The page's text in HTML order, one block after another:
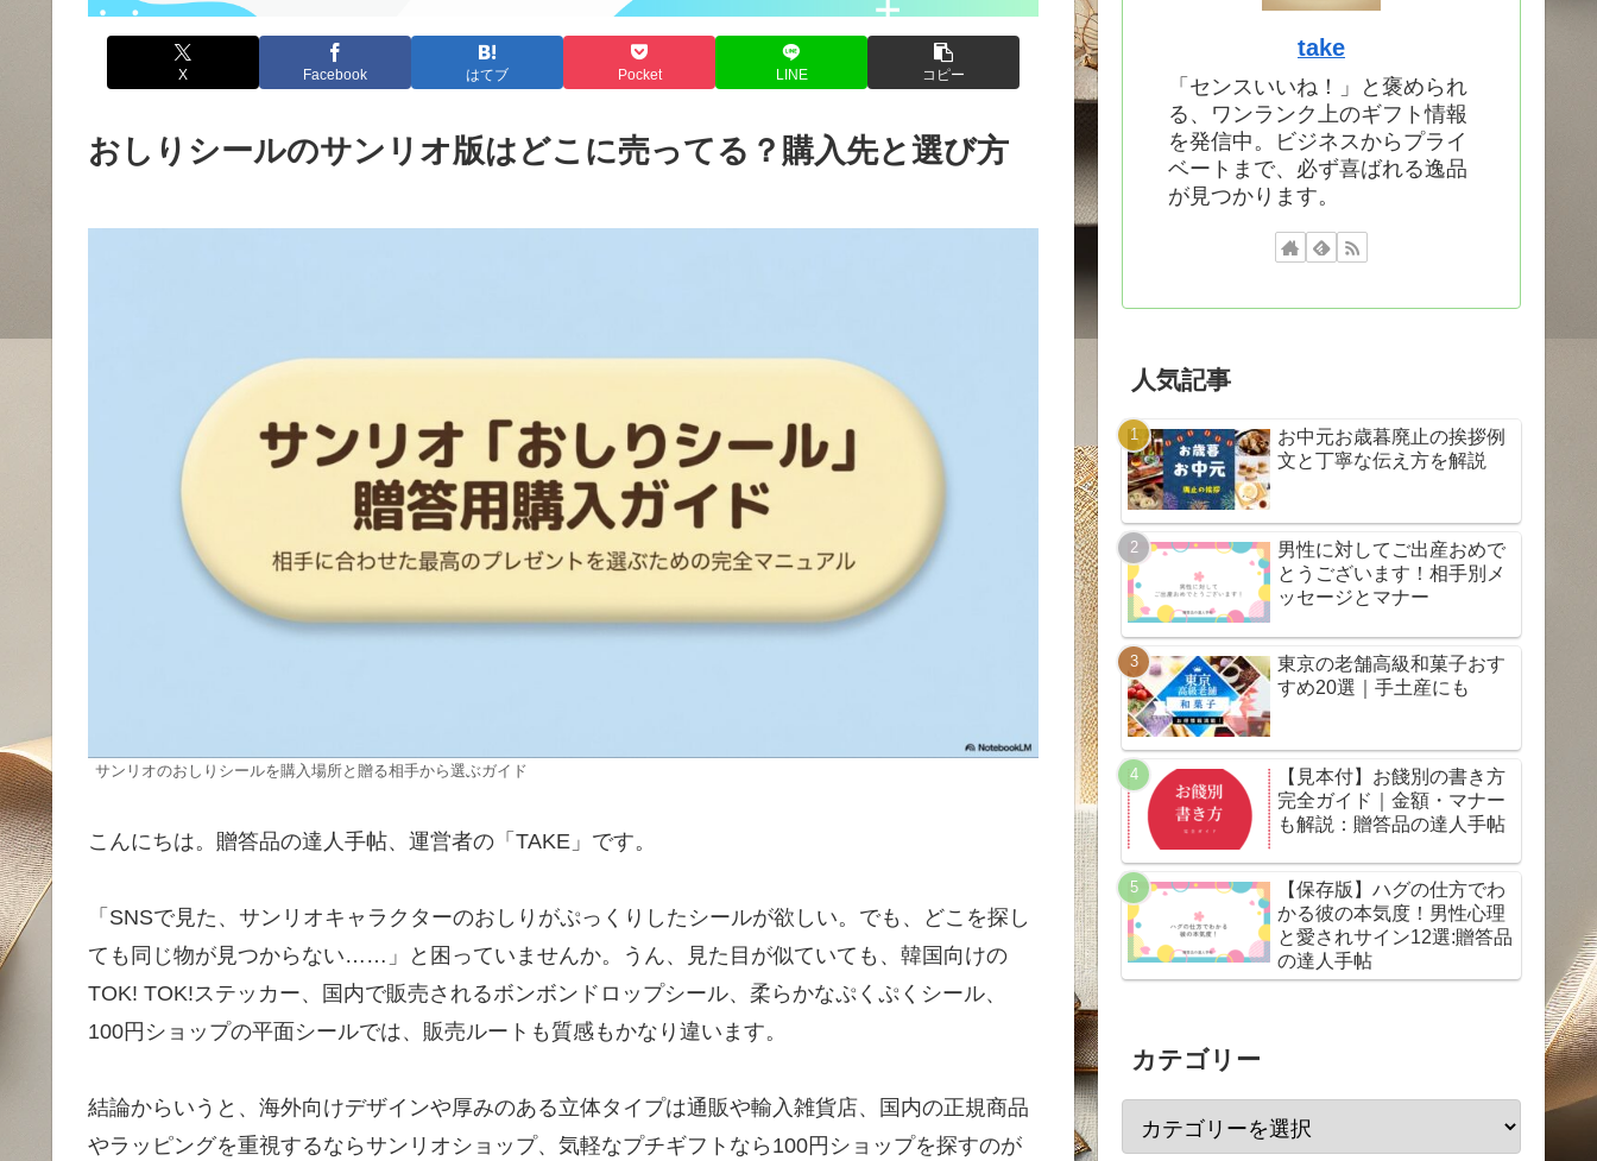
X Facebook はてブ Pocket LINE コピー
おしりシールのサンリオ版はどこに売ってる？購入先と選び方
サンリオのおしりシールを購入場所と贈る相手から選ぶガイド
こんにちは。贈答品の達人手帖、運営者の「TAKE」です。
「SNSで見た、サンリオキャラクターのおしりがぷっくりしたシールが欲しい。でも、どこを探し
ても同じ物が見つからない……」と困っていませんか。うん、見た目が似ていても、韓国向けの
TOK! TOK!ステッカー、国内で販売されるボンボンドロップシール、柔らかなぷくぷくシール、
100円ショップの平面シールでは、販売ルートも質感もかなり違います。
結論からいうと、海外向けデザインや厚みのある立体タイプは通販や輸入雑貨店、国内の正規商品
やラッピングを重視するならサンリオショップ、気軽なプチギフトなら100円ショップを探すのが
take
「センスいいね！」と褒められ
る、ワンランク上のギフト情報
を発信中。ビジネスからプライ
ベートまで、必ず喜ばれる逸品
が見つかります。
人気記事
お中元お歳暮廃止の挨拶例
文と丁寧な伝え方を解説
男性に対してご出産おめで
とうございます！相手別メ
ッセージとマナー
東京の老舗高級和菓子おす
すめ20選｜手土産にも
【見本付】お餞別の書き方
完全ガイド｜金額・マナー
も解説：贈答品の達人手帖
【保存版】ハグの仕方でわ
かる彼の本気度！男性心理
と愛されサイン12選:贈答品
の達人手帖
カテゴリー